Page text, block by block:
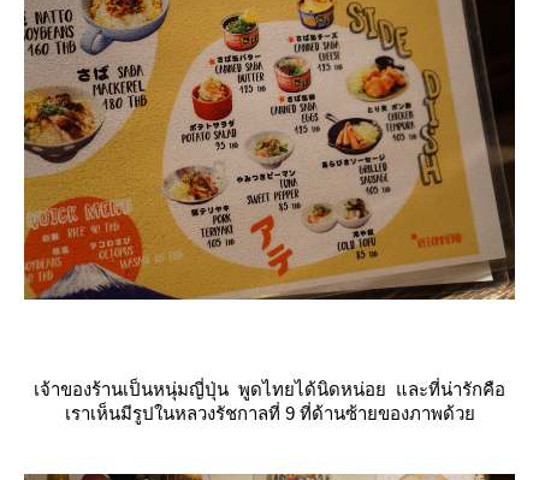
เจ้าของร้านเป็นหนุ่มญี่ปุ่น พูดไทยได้นิดหน่อย และที่น่ารักคือ
เราเห็นมีรูปในหลวงรัชกาลที่ 9 ที่ด้านซ้ายของภาพด้ว